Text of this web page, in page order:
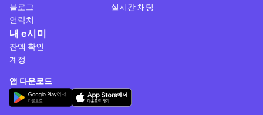
블로그
연락처
실시간 채팅
내 e시미
잔액 확인
계정
앱 다운로드